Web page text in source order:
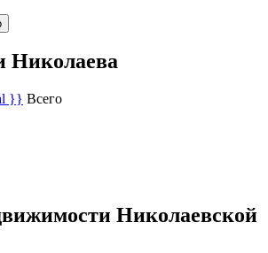
Николаева
}} Всего
Николаевской